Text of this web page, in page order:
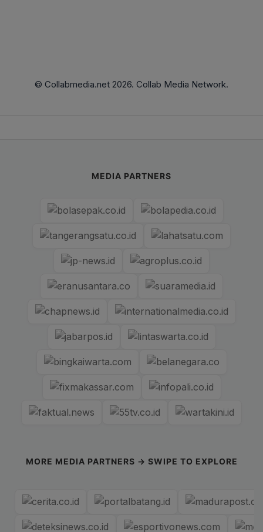
© Collabmedia.net 2026. Collab Media Network.
MEDIA PARTNERS
MORE MEDIA PARTNERS → SWIPE TO EXPLORE